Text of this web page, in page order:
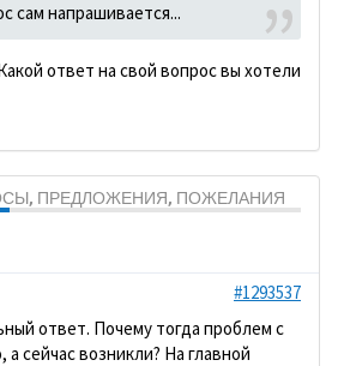
сам напрашивается...
ответ на свой вопрос вы хотели
ПРЕДЛОЖЕНИЯ, ПОЖЕЛАНИЯ
#1293537
ответ. Почему тогда проблем с
сейчас возникли? На главной